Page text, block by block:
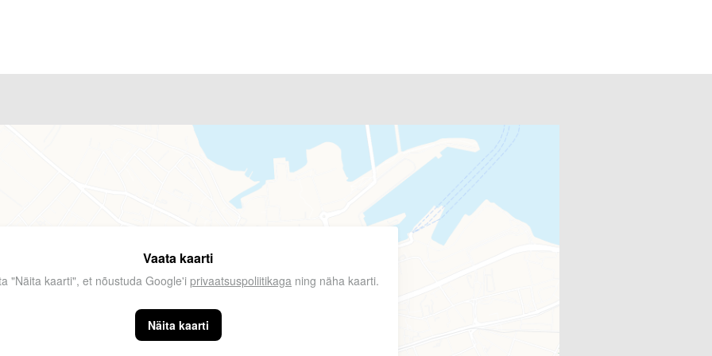
Vaata kaarti
"Näita kaarti", et nõustuda Google'i privaatsuspoliitikaga ning näha kaarti.
Näita kaarti